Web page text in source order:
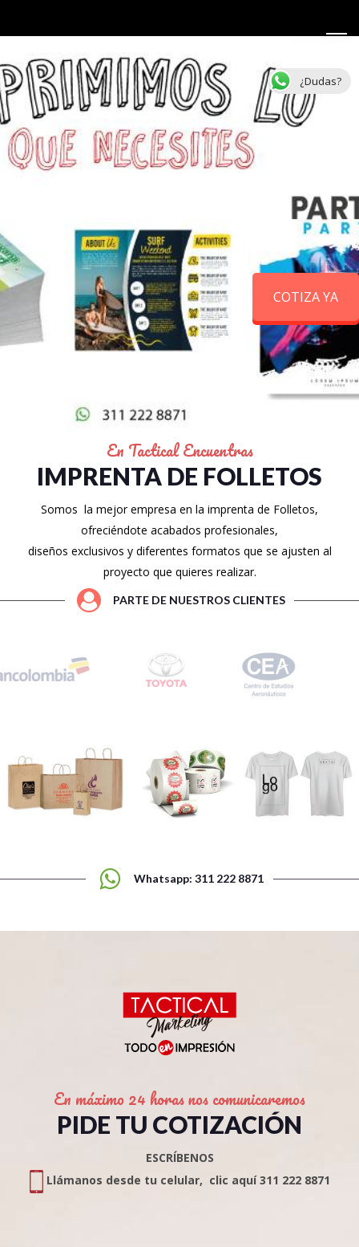
COTIZA YA
En Tactical Encuentras
IMPRENTA DE FOLLETOS
Somos la mejor empresa en la imprenta de Folletos,
ofreciéndote acabados profesionales,
diseños exclusivos y diferentes formatos que se ajusten al
proyecto que quieres realizar.
PARTE DE NUESTROS CLIENTES
Whatsapp: 311 222 8871
En máximo 24 horas nos comunicaremos
PIDE TU COTIZACIÓN
ESCRÍBENOS
Llámanos desde tu celular, clic aquí 311 222 8871
¿Dudas?